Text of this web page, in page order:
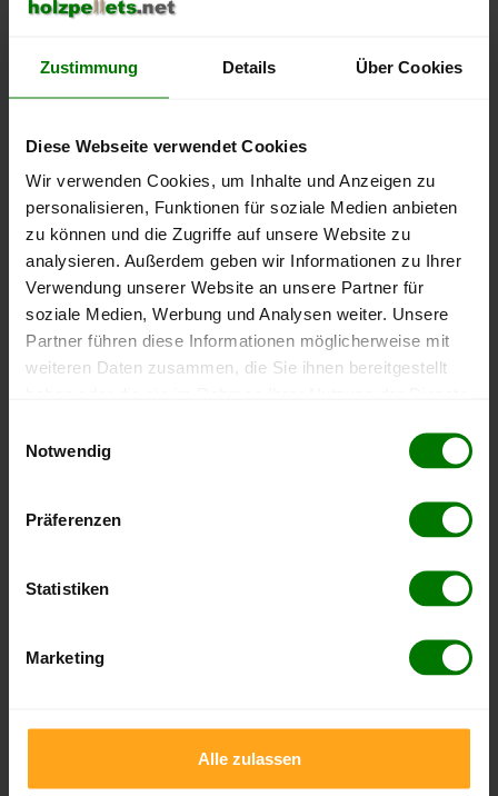
Zustimmung Details Über Cookies
Diese Webseite verwendet Cookies
Wir verwenden Cookies, um Inhalte und Anzeigen zu
personalisieren, Funktionen für soziale Medien anbieten
zu können und die Zugriffe auf unsere Website zu
analysieren. Außerdem geben wir Informationen zu Ihrer
Verwendung unserer Website an unsere Partner für
soziale Medien, Werbung und Analysen weiter. Unsere
Partner führen diese Informationen möglicherweise mit
weiteren Daten zusammen, die Sie ihnen bereitgestellt
Notwendig
Präferenzen
Statistiken
Marketing
Alle zulassen
Efringen-Kirchen
Häg-Ehrsberg
Hasel
Hausen im Wiesental
Inzlingen
Kandern
Kleines Wiesental
Lörrach
Rheinfelden (Baden)
Schallbach
Schopfheim
Steinen
Wieden